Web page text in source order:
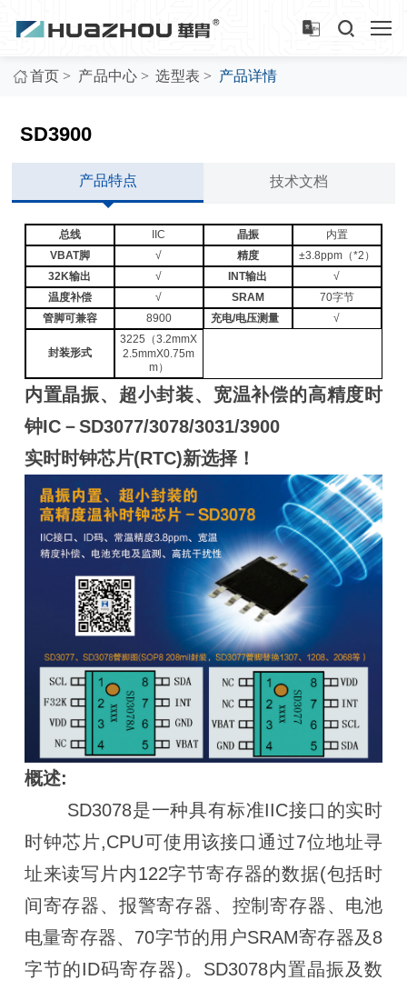
首页 > 产品中心 > 选型表 > 产品详情
SD3900
产品特点 技术文档
总线 IIC 晶振
内置
VBAT脚
√ 精度
±3.8ppm（*2）
32K输出
√ INT输出
√
温度补偿
√ SRAM
70字节
管脚可兼容
8900 充电/电压测量 √
封装形式
3225（3.2mmX
2.5mmX0.75m
m）
内置晶振、超小封装、宽温补偿的高精度时
钟IC－SD3077/3078/3031/3900
实时时钟芯片(RTC)新选择！
概述:
SD3078是一种具有标准IIC接口的实时
时钟芯片,CPU可使用该接口通过7位地址寻
址来读写片内122字节寄存器的数据(包括时
间寄存器、报警寄存器、控制寄存器、电池
电量寄存器、70字节的用户SRAM寄存器及8
字节的ID码寄存器)。SD3078内置晶振及数